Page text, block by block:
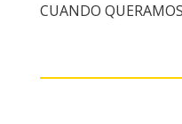
CUANDO